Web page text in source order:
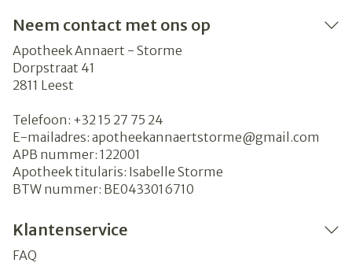
Neem contact met ons op
Apotheek Annaert - Storme
Dorpstraat 41
2811 Leest
Telefoon: +32 15 27 75 24
E-mailadres: apotheekannaertstorme@gmail.com
APB nummer: 122001
Apotheek titularis: Isabelle Storme
BTW nummer: BE0433016710
Klantenservice
FAQ